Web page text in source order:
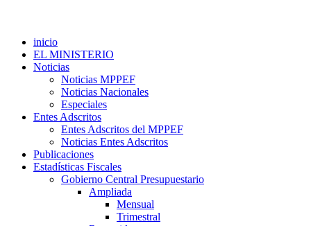
inicio
EL MINISTERIO
Noticias
Noticias MPPEF
Noticias Nacionales
Especiales
Entes Adscritos
Entes Adscritos del MPPEF
Noticias Entes Adscritos
Publicaciones
Estadísticas Fiscales
Gobierno Central Presupuestario
Ampliada
Mensual
Trimestral